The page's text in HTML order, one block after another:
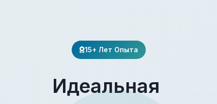
15+ Лет Опыта
Идеальная